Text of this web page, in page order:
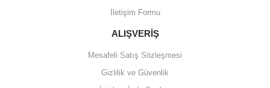
İletişim Formu
ALIŞVERİŞ
Mesafeli Satış Sözleşmesi
Gizlilik ve Güvenlik